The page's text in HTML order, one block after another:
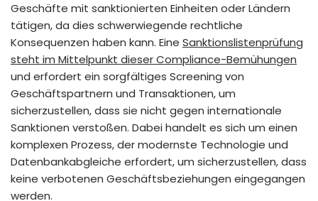
Geschäfte mit sanktionierten Einheiten oder Ländern
tätigen, da dies schwerwiegende rechtliche
Konsequenzen haben kann. Eine Sanktionslistenprüfung
steht im Mittelpunkt dieser Compliance-Bemühungen
und erfordert ein sorgfältiges Screening von
Geschäftspartnern und Transaktionen, um
sicherzustellen, dass sie nicht gegen internationale
Sanktionen verstoßen. Dabei handelt es sich um einen
komplexen Prozess, der modernste Technologie und
Datenbankabgleiche erfordert, um sicherzustellen, dass
keine verbotenen Geschäftsbeziehungen eingegangen
werden.